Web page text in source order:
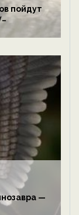
пойдут
—